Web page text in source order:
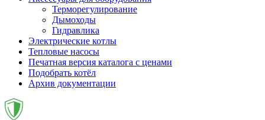
Терморегулирование
Дымоходы
Гидравлика
Электрические котлы
Тепловые насосы
Печатная версия каталога с ценами
Подобрать котёл
Архив документации